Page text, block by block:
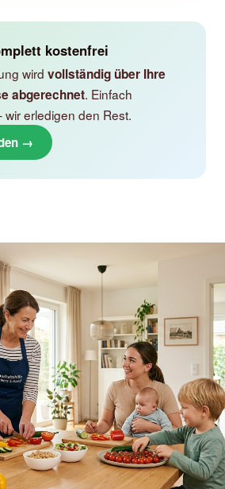
kostenfrei
wird vollständig über Ihre
abgerechnet. Einfach
wir erledigen den Rest.
→